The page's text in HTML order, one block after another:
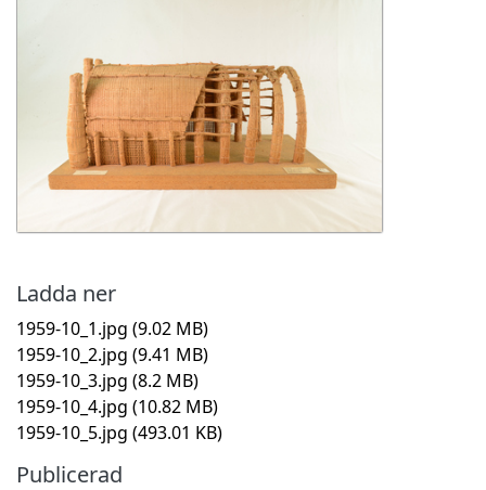
Ladda ner
1959-10_1.jpg (9.02 MB)
1959-10_2.jpg (9.41 MB)
1959-10_3.jpg (8.2 MB)
1959-10_4.jpg (10.82 MB)
1959-10_5.jpg (493.01 KB)
Publicerad